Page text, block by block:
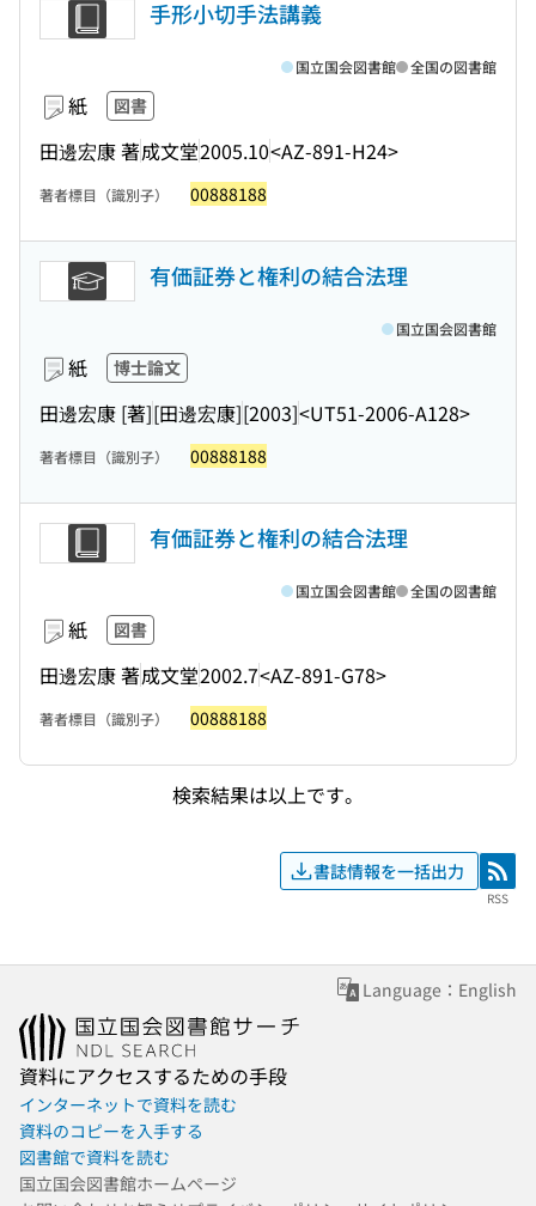
手形小切手法講義
紙 図書
田邊宏康 著成文堂2005.10<AZ-891-H24>
国立国会図書館 全国の図書館
著者標目（識別子） 00888188
有価証券と権利の結合法理
紙 博士論文
田邊宏康 [著][田邊宏康][2003]<UT51-2006-A128>
国立国会図書館
著者標目（識別子） 00888188
有価証券と権利の結合法理
紙 図書
田邊宏康 著成文堂2002.7<AZ-891-G78>
国立国会図書館 全国の図書館
著者標目（識別子） 00888188
検索結果は以上です。
書誌情報を一括出力 RSS
RSS
Language：English
資料にアクセスするための手段
インターネットで資料を読む
資料のコピーを入手する
図書館で資料を読む
国立国会図書館ホームページ